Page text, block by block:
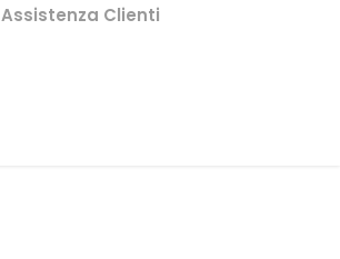
Assistenza Clienti